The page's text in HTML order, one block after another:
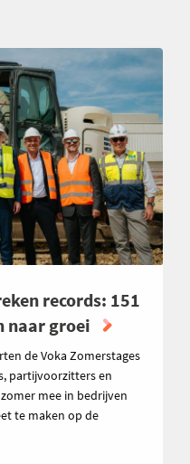
records: 151
naar groei
de Voka Zomerstages
partijvoorzitters en
mee in bedrijven
te maken op de